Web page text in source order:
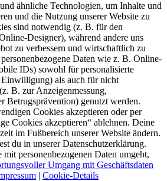
ähnliche Technologien, um Inhalte und
und die Nutzung unserer Website zu
sind notwendig (z. B. für den
Designer), während andere uns
zu verbessern und wirtschaftlich zu
Daten wie z. B. Online-
IDs) sowohl für personalisierte
als auch für nicht
B. zur Anzeigenmessung,
Betrugsprävention) genutzt werden.
Cookies akzeptieren oder per
Cookies akzeptieren“ ablehnen. Deine
im Fußbereich unserer Website ändern.
du in unserer Datenschutzerklärung.
personenbezogenen Daten umgeht,
Umgang mit Geschäftsdaten
| Cookie-Details